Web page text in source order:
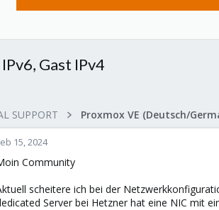
Gast IPv4
SUPPORT Proxmox VE (Deutsch/
15, 2024
Community
scheitere ich bei der
Server bei Hetzner hat eine NIC mit